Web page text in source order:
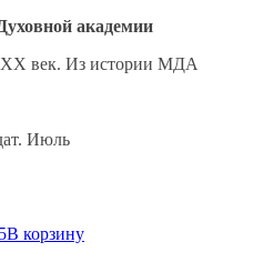
академии
век. Из истории МДА
Июль
В корзину